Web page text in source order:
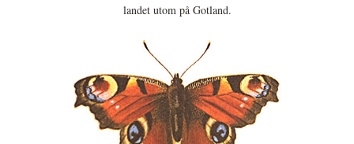
landet utom på Gotland.